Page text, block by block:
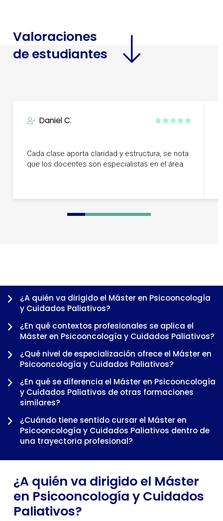
Valoraciones
de estudiantes
Daniel C.
Cada clase aporta claridad y estructura, se nota
que los docentes son especialistas en el área
0 1 2 3 4 5 6 7 8 9 1011
¿A quién va dirigido el Máster en Psicooncología
y Cuidados Paliativos?
¿En qué contextos profesionales se aplica el
Máster en Psicooncología y Cuidados Paliativos?
¿Qué nivel de especialización ofrece el Máster en
Psicooncología y Cuidados Paliativos?
¿En qué se diferencia el Máster en Psicooncología
y Cuidados Paliativos de otras formaciones
similares?
¿Cuándo tiene sentido cursar el Máster en
Psicooncología y Cuidados Paliativos dentro de
una trayectoria profesional?
¿A quién va dirigido el Máster
en Psicooncología y Cuidados
Paliativos?